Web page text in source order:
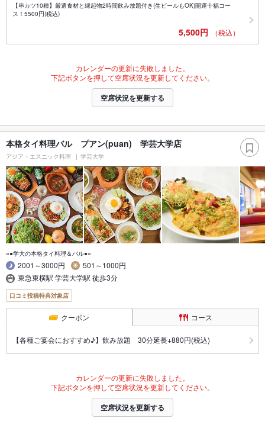
【串カツ10種】厳選食材と縁起物2時間飲み放題付き(生ビールもOK)開運十福コー
ス！5500円(税込)
5,500円 （税込）
カレンダーの更新に失敗しました。
下記ボタンを押して空席状況を更新してください。
空席状況を更新する
本格タイ料理バル プアン(puan) 学芸大学店
アジア・エスニック料理 学芸大学
○●学大の本格タイ料理＆バル●○
2001～3000円
501～1000円
東急東横駅 学芸大学駅 徒歩3分
口コミ投稿特典対象店
クーポン コース
【各種ご宴会におすすめ♪】飲み放題 30分延長+880円(税込)
カレンダーの更新に失敗しました。
下記ボタンを押して空席状況を更新してください。
空席状況を更新する